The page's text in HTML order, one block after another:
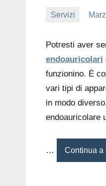
Servizi
Potresti aver
endoauricolari
funzionino. È
vari tipi di
in modo
endoauricolare
… Continua a